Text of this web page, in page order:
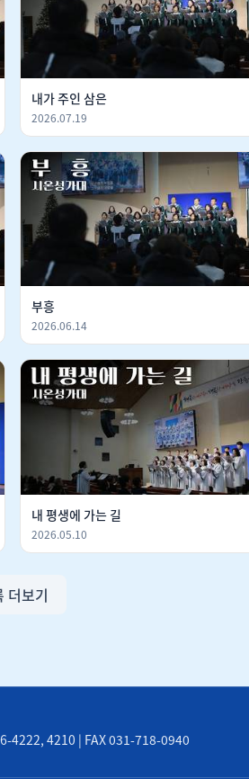
내가 주인 삼은
2026.07.19
부흥
2026.06.14
내 평생에 가는 길
2026.05.10
더보기
4222, 4210 | FAX 031-718-0940